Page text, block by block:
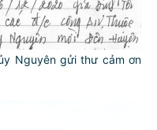
Nguyên gửi thư cảm ơn